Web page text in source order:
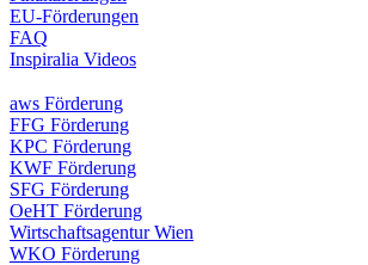
EU-Förderungen
FAQ
Inspiralia Videos
aws Förderung
FFG Förderung
KPC Förderung
KWF Förderung
SFG Förderung
OeHT Förderung
Wirtschaftsagentur Wien
WKO Förderung